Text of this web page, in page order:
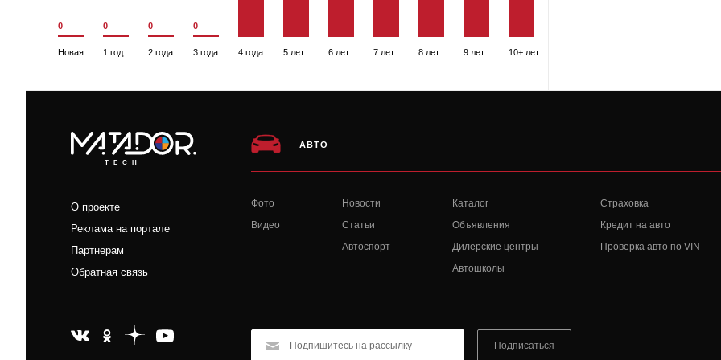
0
Новая
0
1 год
0
2 года
0
3 года 4 года 5 лет 6 лет 7 лет 8 лет 9 лет 10+ лет
TECH
О проекте
Реклама на портале
Партнерам
Обратная связь
АВТО
Фото
Видео
Новости
Статьи
Автоспорт
Каталог
Объявления
Дилерские центры
Автошколы
Страховка
Кредит на авто
Проверка авто по VIN
Подписаться